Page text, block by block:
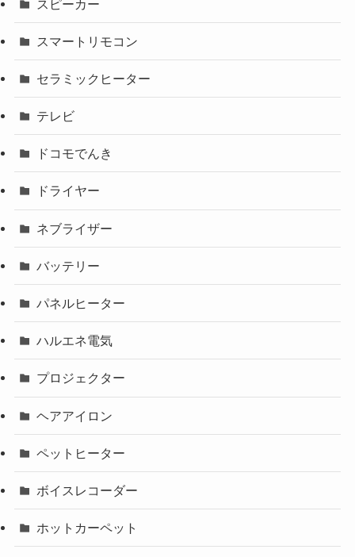
スピーカー
スマートリモコン
セラミックヒーター
テレビ
ドコモでんき
ドライヤー
ネブライザー
バッテリー
パネルヒーター
ハルエネ電気
プロジェクター
ヘアアイロン
ペットヒーター
ボイスレコーダー
ホットカーペット